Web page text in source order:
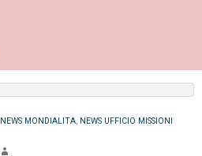
NEWS MONDIALITA NEWS UFFICIO MISSIONI